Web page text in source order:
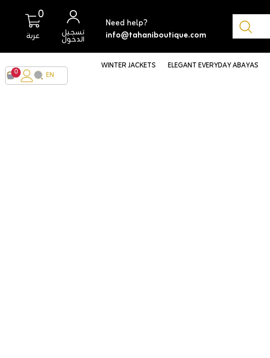
Need help?
info@tahaniboutique.com
تسجيل
الدخول عربة
0
0
أغراض
ELEGANT EVERYDAY ABAYAS
WINTER JACKETS
EN
AR
0
0